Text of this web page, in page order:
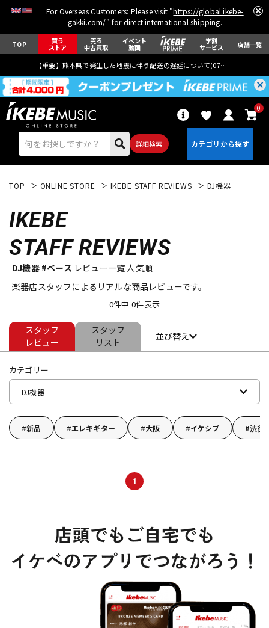
For Overseas Customers: Please visit "https://global.ikebe-
gakki.com/" for direct international shipping.
TOP 買う
ストア
売る
中古買取
イベント
動画
学割
サービス 店舗一覧
【重要】熊本県で発生した地震に伴う配送の遅延について(07月29日
詳細検索
0
エレキギター
ベース ウクレレ
ドラム パーカッション
管楽器 その他楽器
配信/ライブ機器 楽器アクセサリ
TOP ONLINE STORE IKEBE STAFF REVIEWS DJ機器
IKEBE
STAFF REVIEWS
DJ機器 #ベース レビュー一覧 人気順
楽器店スタッフによるリアルな商品レビューです。
0件中 0件表示
スタッフ
レビュー
スタッフ
リスト
並び替え
カテゴリー
DJ機器
新品 エレキギター 大阪 イケシブ 渋谷
1